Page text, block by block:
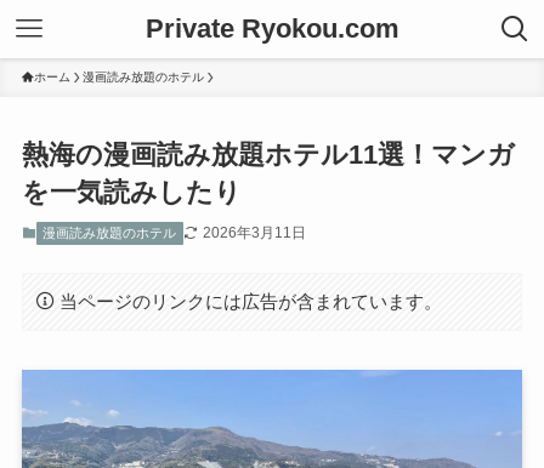
Private Ryokou.com
ホーム 漫画読み放題のホテル
熱海の漫画読み放題ホテル11選！マンガ
を一気読みしたり
漫画読み放題のホテル 2026年3月11日
当ページのリンクには広告が含まれています。